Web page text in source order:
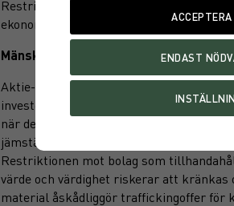
Restriktionen mot hasardspel grundar
ekonomi och sociala relationer och ofta
Mänskliga rättigheter och människors
Aktie-Ansvar investerar inte i bolag
investeringar i vapenindustrin grundar
när det gäller användandet av vapen
jämställdhet, kvinnors utsatthet och
Restriktionen mot bolag som
värde och värdighet riskerar att
material åskådliggör traffickingoffer för